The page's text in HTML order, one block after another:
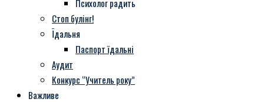
Психолог радить
Стоп булінг!
Їдальня
Паспорт їдальні
Аудит
Конкурс “Учитель року”
Важливе